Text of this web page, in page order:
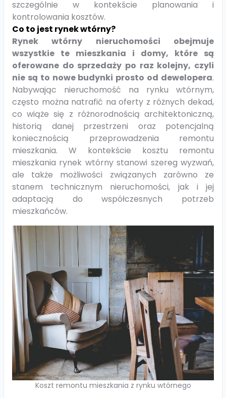
szczególnie w kontekście planowania i
kontrolowania kosztów.
Co to jest rynek wtórny?
Rynek wtórny nieruchomości obejmuje
wszystkie te mieszkania i domy, które są
oferowane do sprzedaży po raz kolejny, czyli
nie są to nowe budynki prosto od dewelopera.
Nabywając nieruchomość na rynku wtórnym,
często można natrafić na oferty z różnych dekad,
co wiąże się z różnorodnością architektoniczną,
historią danej przestrzeni oraz potencjalną
koniecznością przeprowadzenia remontu
mieszkania. W kontekście kosztu remontu
mieszkania rynek wtórny stanowi szereg wyzwań,
ale także możliwości związanych zarówno ze
stanem technicznym nieruchomości, jak i jej
adaptacją do współczesnych potrzeb
mieszkańców.
Koszt remontu mieszkania z rynku wtórnego